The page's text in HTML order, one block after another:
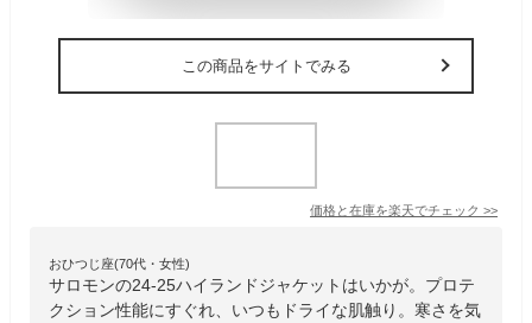
この商品をサイトでみる
価格と在庫を楽天でチェック >>
おひつじ座(70代・女性)
サロモンの24-25ハイランドジャケットはいかが。プロテ
クション性能にすぐれ、いつもドライな肌触り。寒さを気